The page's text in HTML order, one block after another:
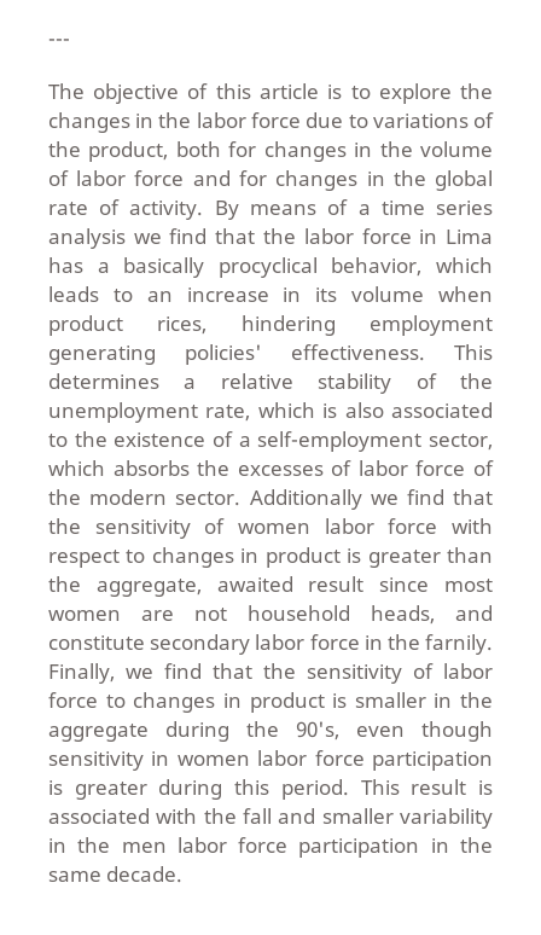
---
The objective of this article is to explore the
changes in the labor force due to variations of
the product, both for changes in the volume
of labor force and for changes in the global
rate of activity. By means of a time series
analysis we find that the labor force in Lima
has a basically procyclical behavior, which
leads to an increase in its volume when
product rices, hindering employment
generating policies' effectiveness. This
determines a relative stability of the
unemployment rate, which is also associated
to the existence of a self-employment sector,
which absorbs the excesses of labor force of
the modern sector. Additionally we find that
the sensitivity of women labor force with
respect to changes in product is greater than
the aggregate, awaited result since most
women are not household heads, and
constitute secondary labor force in the farnily.
Finally, we find that the sensitivity of labor
force to changes in product is smaller in the
aggregate during the 90's, even though
sensitivity in women labor force participation
is greater during this period. This result is
associated with the fall and smaller variability
in the men labor force participation in the
same decade.